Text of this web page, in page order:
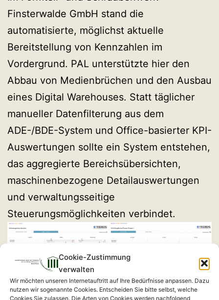
Cookie-Zustimmung
verwalten
Wir möchten unseren Internetauftritt auf Ihre Bedürfnisse anpassen. Dazu
nutzen wir sogenannte Cookies. Entscheiden Sie bitte selbst, welche
Cookies Sie zulassen. Die Arten von Cookies werden nachfolgend
Finsterwalde GmbH stand die
automatisierte, möglichst aktuelle
Bereitstellung von Kennzahlen im
Vordergrund. PAL unterstützte hier den
Abbau von Medienbrüchen und den Ausbau
eines Digital Warehouses. Statt täglicher
manueller Datenfilterung aus dem
ADE-/BDE-System und Office-basierter KPI-
Auswertungen sollte ein System entstehen,
das aggregierte Bereichsübersichten,
maschinenbezogene Detailauswertungen
und verwaltungsseitige
Steuerungsmöglichkeiten verbindet.